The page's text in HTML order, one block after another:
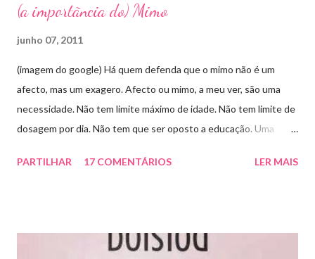
(a importãncia do) Mimo
junho 07, 2011
(imagem do google) Há quem defenda que o mimo não é um
afecto, mas um exagero. Afecto ou mimo, a meu ver, são uma
necessidade. Não tem limite máximo de idade. Não tem limite de
dosagem por dia. Não tem que ser oposto a educação. Uma
Mas não descuro a educação nunca! Incuto os valores a ter em
imagens chocantes de violência? Pois deve ser... Da parte que
PARTILHAR 17 COMENTÁRIOS LER MAIS